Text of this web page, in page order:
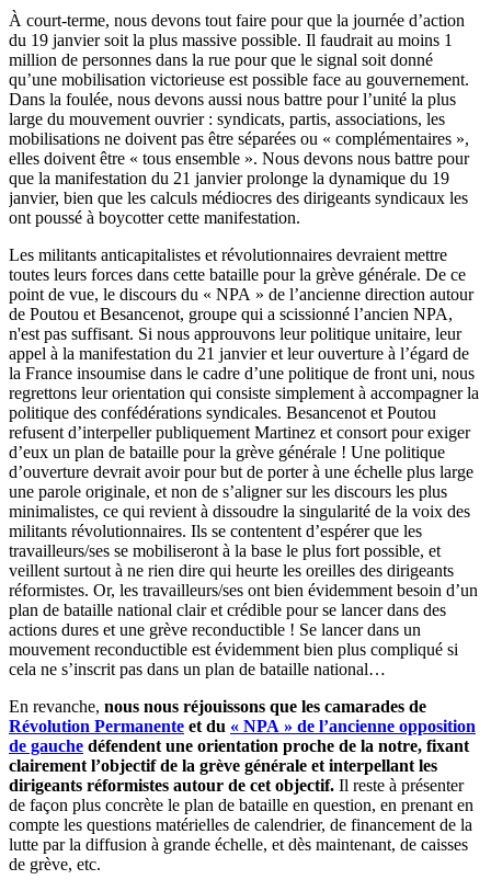
À court-terme, nous devons tout faire pour que la journée d’action
du 19 janvier soit la plus massive possible. Il faudrait au moins 1
million de personnes dans la rue pour que le signal soit donné
qu’une mobilisation victorieuse est possible face au gouvernement.
Dans la foulée, nous devons aussi nous battre pour l’unité la plus
large du mouvement ouvrier : syndicats, partis, associations, les
mobilisations ne doivent pas être séparées ou « complémentaires »,
elles doivent être « tous ensemble ». Nous devons nous battre pour
que la manifestation du 21 janvier prolonge la dynamique du 19
janvier, bien que les calculs médiocres des dirigeants syndicaux les
ont poussé à boycotter cette manifestation.
Les militants anticapitalistes et révolutionnaires devraient mettre
toutes leurs forces dans cette bataille pour la grève générale. De ce
point de vue, le discours du « NPA » de l’ancienne direction autour
de Poutou et Besancenot, groupe qui a scissionné l’ancien NPA,
n'est pas suffisant. Si nous approuvons leur politique unitaire, leur
appel à la manifestation du 21 janvier et leur ouverture à l’égard de
la France insoumise dans le cadre d’une politique de front uni, nous
regrettons leur orientation qui consiste simplement à accompagner la
politique des confédérations syndicales. Besancenot et Poutou
refusent d’interpeller publiquement Martinez et consort pour exiger
d’eux un plan de bataille pour la grève générale ! Une politique
d’ouverture devrait avoir pour but de porter à une échelle plus large
une parole originale, et non de s’aligner sur les discours les plus
minimalistes, ce qui revient à dissoudre la singularité de la voix des
militants révolutionnaires. Ils se contentent d’espérer que les
travailleurs/ses se mobiliseront à la base le plus fort possible, et
veillent surtout à ne rien dire qui heurte les oreilles des dirigeants
réformistes. Or, les travailleurs/ses ont bien évidemment besoin d’un
plan de bataille national clair et crédible pour se lancer dans des
actions dures et une grève reconductible ! Se lancer dans un
mouvement reconductible est évidemment bien plus compliqué si
cela ne s’inscrit pas dans un plan de bataille national…
En revanche, nous nous réjouissons que les camarades de
Révolution Permanente et du « NPA » de l’ancienne opposition
de gauche défendent une orientation proche de la notre, fixant
clairement l’objectif de la grève générale et interpellant les
dirigeants réformistes autour de cet objectif. Il reste à présenter
de façon plus concrète le plan de bataille en question, en prenant en
compte les questions matérielles de calendrier, de financement de la
lutte par la diffusion à grande échelle, et dès maintenant, de caisses
de grève, etc.